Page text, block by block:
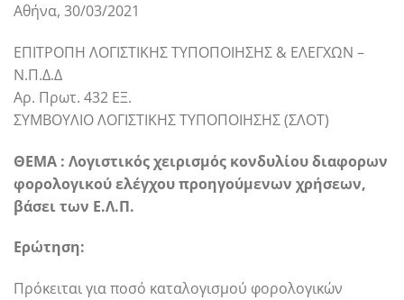
Αθήνα, 30/03/2021
ΕΠΙΤΡΟΠΗ ΛΟΓΙΣΤΙΚΗΣ ΤΥΠΟΠΟΙΗΣΗΣ & ΕΛΕΓΧΩΝ –
Ν.Π.Δ.Δ
Αρ. Πρωτ. 432 ΕΞ.
ΣΥΜΒΟΥΛΙΟ ΛΟΓΙΣΤΙΚΗΣ ΤΥΠΟΠΟΙΗΣΗΣ (ΣΛΟΤ)
ΘΕΜΑ : Λογιστικός χειρισμός κονδυλίου διαφορων
φορολογικού ελέγχου προηγούμενων χρήσεων,
βάσει των Ε.Λ.Π.
Ερώτηση:
Πρόκειται για ποσό καταλογισμού φορολογικών